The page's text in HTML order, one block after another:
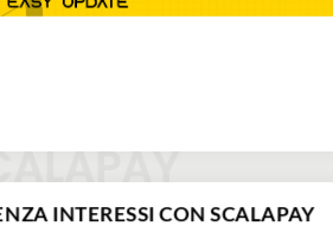
INTERESSI CON SCALAPAY